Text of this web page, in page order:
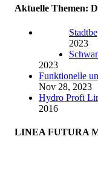
Aktuelle Themen:
2023
2023
Funktionelle
Nov 28, 2023
Hydro Profi
2016
LINEA FUTURA